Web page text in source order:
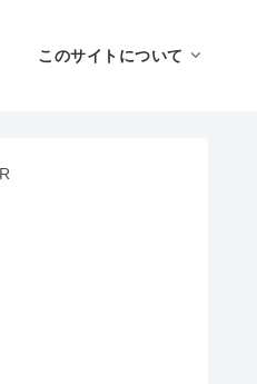
このサイトについて